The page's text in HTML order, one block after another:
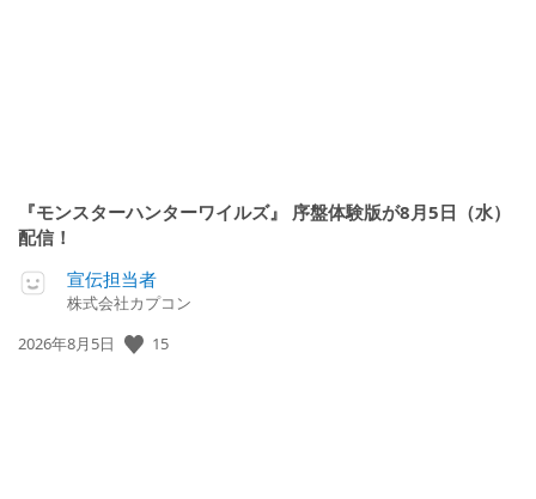
『モンスターハンターワイルズ』 序盤体験版が8月5日（水）
配信！
宣伝担当者
株式会社カプコン
公
2026年8月5日 15